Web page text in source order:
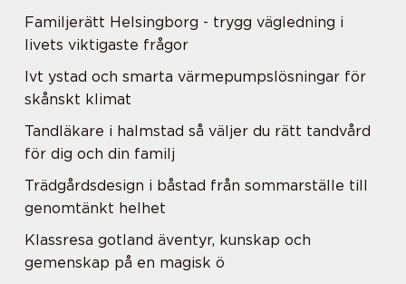
Familjerätt Helsingborg - trygg vägledning i
livets viktigaste frågor
Ivt ystad och smarta värmepumpslösningar för
skånskt klimat
Tandläkare i halmstad så väljer du rätt tandvård
för dig och din familj
Trädgårdsdesign i båstad från sommarställe till
genomtänkt helhet
Klassresa gotland äventyr, kunskap och
gemenskap på en magisk ö